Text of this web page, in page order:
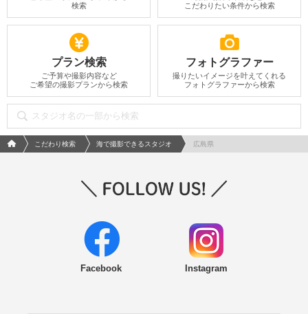
検索
こだわりたい条件から検索
プラン検索
ご予算や撮影内容など
ご希望の撮影プランから検索
フォトグラファー
撮りたいイメージを叶えてくれる
フォトグラファーから検索
フォトウエディング/結婚写真のPhotorait ホーム
こだわり検索 海で撮影できるスタジオ 広島県
Facebook Instagram